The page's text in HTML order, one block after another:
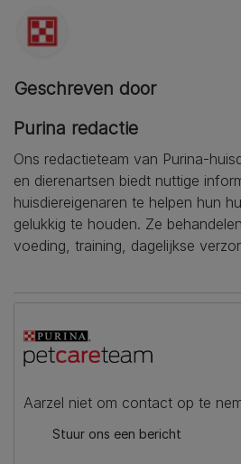
Geschreven door
Purina redactie
Ons redactieteam van Purina-
en dierenartsen biedt nuttige
huisdiereigenaren te helpen hun
gelukkig te houden. Ze
voeding, training, dagelijkse
Aarzel niet om contact op te
Stuur ons een bericht